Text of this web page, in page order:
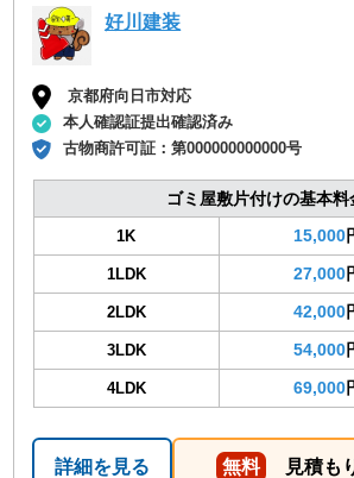
好川建装
京都府向日市対応
本人確認証提出確認済み
古物商許可証：第000000000000号
ゴミ屋敷片付けの基本料
1K 15,000
1LDK 27,000
2LDK 42,000
3LDK 54,000
4LDK 69,000
詳細を見る 無料 見積も